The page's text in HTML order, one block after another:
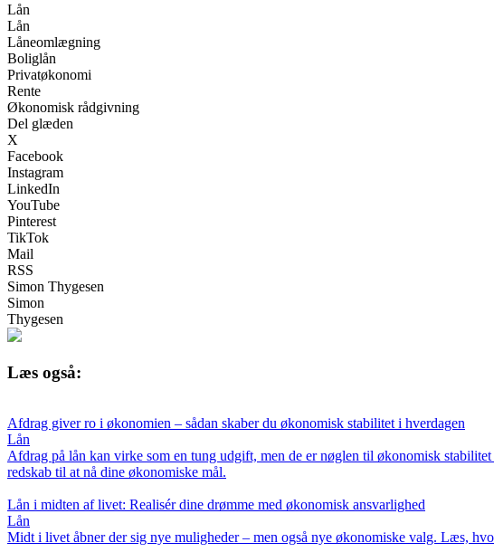
Lån
Lån
Låneomlægning
Boliglån
Privatøkonomi
Rente
Økonomisk rådgivning
Del glæden
X
Facebook
Instagram
LinkedIn
YouTube
Pinterest
TikTok
Mail
RSS
Simon Thygesen
Simon
Thygesen
Læs også:
Afdrag giver ro i økonomien – sådan skaber du økonomisk stabilitet i hverdagen
Lån
Afdrag på lån kan virke som en tung udgift, men de er nøglen til økonomisk
redskab til at nå dine økonomiske mål.
Lån i midten af livet: Realisér dine drømme med økonomisk ansvarlighed
Lån
Midt i livet åbner der sig nye muligheder – men også nye økonomiske valg. Læs,